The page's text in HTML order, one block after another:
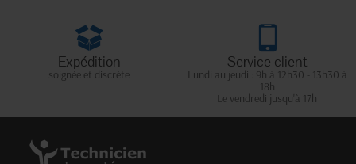
Expédition
soignée et discrète
Service client
Lundi au jeudi : 9h à 12h30 - 13h30 à
18h
Le vendredi jusqu'à 17h